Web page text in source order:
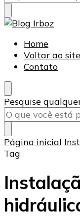
Blog Irboz
Blog de
Home
Voltar ao site
Contato
Procurando
algo?
Pesquise
Página inicial
Tag